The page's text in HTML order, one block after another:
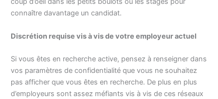
connaître davantage un candidat.
Discrétion requise vis à vis de votre employeur actuel
Si vous êtes en recherche active, pensez à renseigner dans
vos paramètres de confidentialité que vous ne souhaitez
pas afficher que vous êtes en recherche. De plus en plus
d’employeurs sont assez méfiants vis à vis de ces réseaux